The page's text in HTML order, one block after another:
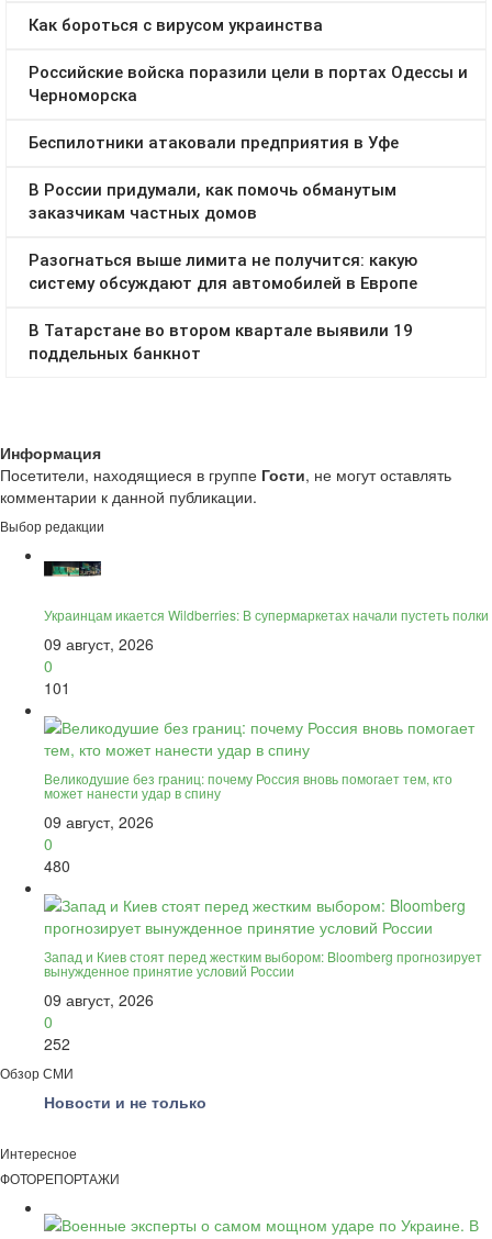
Информация
Посетители, находящиеся в группе Гости, не могут оставлять
комментарии к данной публикации.
Выбор редакции
Украинцам икается Wildberries: В супермаркетах начали пустеть полки
09 август, 2026
0
101
Великодушие без границ: почему Россия вновь помогает тем, кто
может нанести удар в спину
09 август, 2026
0
480
Запад и Киев стоят перед жестким выбором: Bloomberg прогнозирует
вынужденное принятие условий России
09 август, 2026
0
252
Обзор СМИ
Новости и не только
Интересное
ФОТОРЕПОРТАЖИ